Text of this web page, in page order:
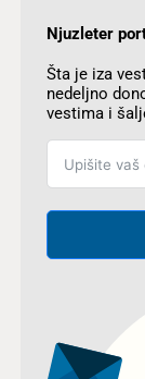
Njuzleter
Šta je iza
nedeljno
vestima i